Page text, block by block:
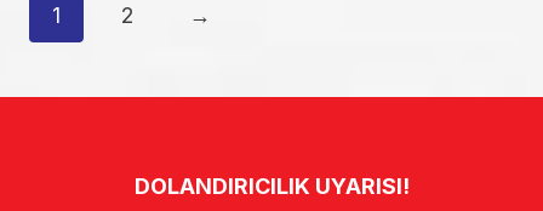
1 2 →
DOLANDIRICILIK UYARISI!